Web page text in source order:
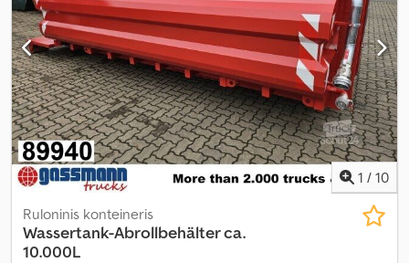
1 / 10
Ruloninis konteineris
Wassertank-Abrollbehälter ca.
10.000L